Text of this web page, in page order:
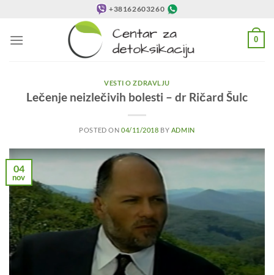
sadržaj
+38162603260
0
VESTI O ZDRAVLJU
Lečenje neizlečivih bolesti – dr Ričard Šulc
POSTED ON 04/11/2018 BY ADMIN
04
nov